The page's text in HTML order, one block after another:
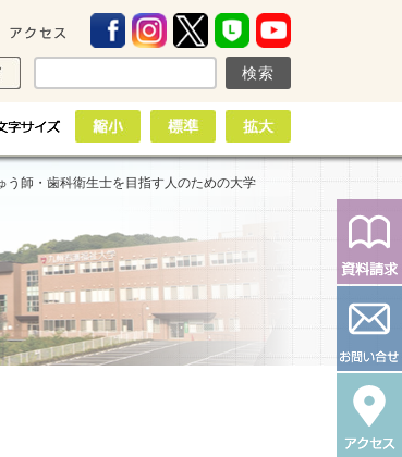
師・歯科衛生士を目指す人のための大学